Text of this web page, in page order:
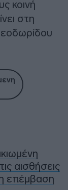
κοινή
στη
αισθήσεις
επέμβαση